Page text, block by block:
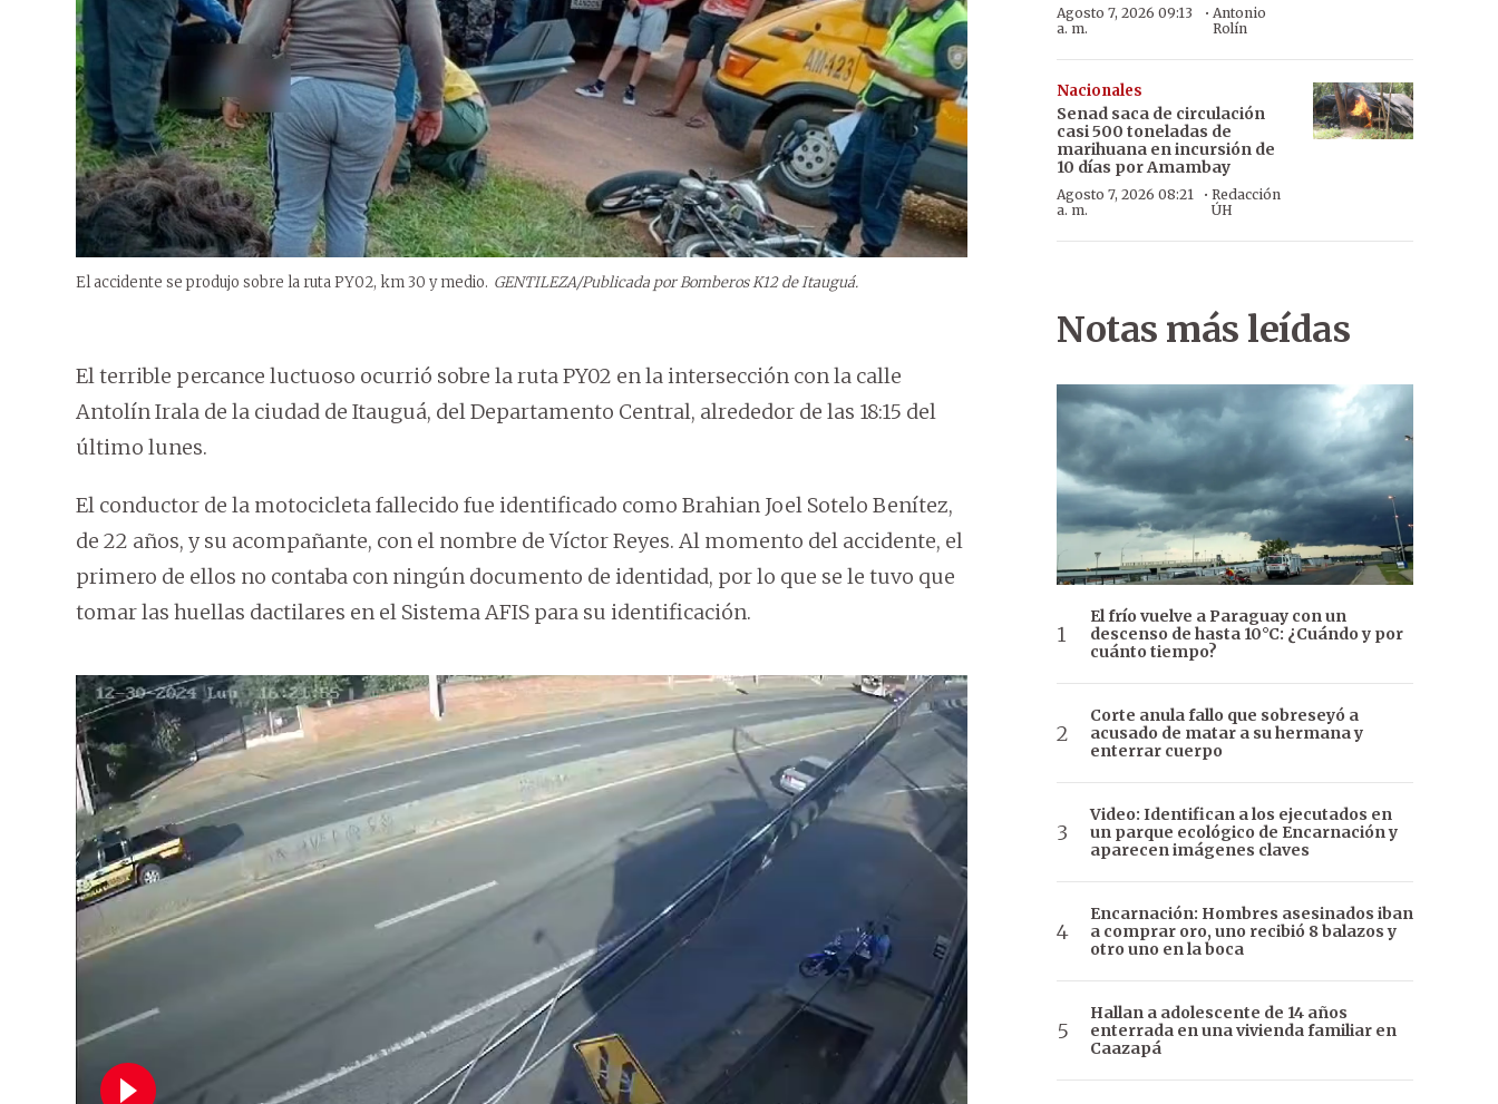
El accidente se produjo sobre la ruta PY02, km 30 y medio. GENTILEZA/Publicada por Bomberos K12 de Itauguá.
El terrible percance luctuoso ocurrió sobre la ruta PY02 en la intersección con la calle
Antolín Irala de la ciudad de Itauguá, del Departamento Central, alrededor de las 18:15 del
último lunes.
El conductor de la motocicleta fallecido fue identificado como Brahian Joel Sotelo Benítez,
de 22 años, y su acompañante, con el nombre de Víctor Reyes. Al momento del accidente, el
primero de ellos no contaba con ningún documento de identidad, por lo que se le tuvo que
tomar las huellas dactilares en el Sistema AFIS para su identificación.
Agosto 7, 2026 09:13
a. m.
·Antonio
Rolín
Nacionales
Senad saca de circulación
casi 500 toneladas de
marihuana en incursión de
10 días por Amambay
Agosto 7, 2026 08:21
a. m.
·Redacción
ÚH
Notas más leídas
El frío vuelve a Paraguay con un
descenso de hasta 10°C: ¿Cuándo y por
cuánto tiempo?
Corte anula fallo que sobreseyó a
acusado de matar a su hermana y
enterrar cuerpo
Video: Identifican a los ejecutados en
un parque ecológico de Encarnación y
aparecen imágenes claves
Encarnación: Hombres asesinados iban
a comprar oro, uno recibió 8 balazos y
otro uno en la boca
Hallan a adolescente de 14 años
enterrada en una vivienda familiar en
Caazapá